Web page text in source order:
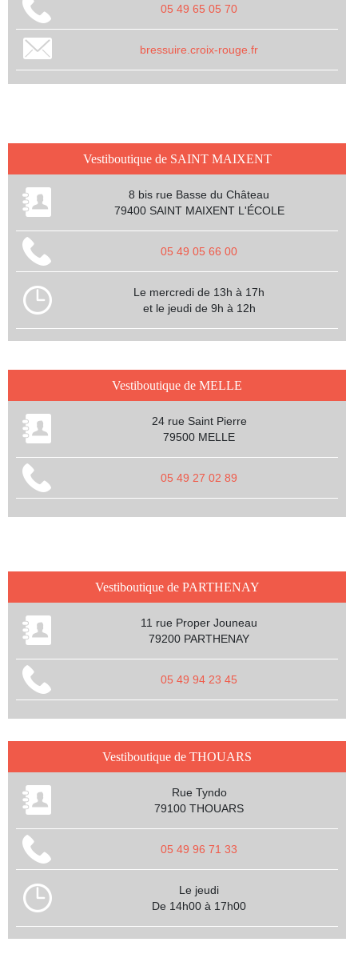
05 49 65 05 70
bressuire.croix-rouge.fr
Vestiboutique de SAINT MAIXENT
8 bis rue Basse du Château
79400 SAINT MAIXENT L'ÉCOLE
05 49 05 66 00
Le mercredi de 13h à 17h
et le jeudi de 9h à 12h
Vestiboutique de MELLE
24 rue Saint Pierre
79500 MELLE
05 49 27 02 89
Vestiboutique de PARTHENAY
11 rue Proper Jouneau
79200 PARTHENAY
05 49 94 23 45
Vestiboutique de THOUARS
Rue Tyndo
79100 THOUARS
05 49 96 71 33
Le jeudi
De 14h00 à 17h00